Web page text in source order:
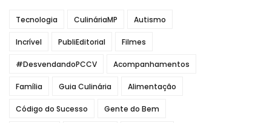
Tecnologia CulináriaMP Autismo
Incrível PubliEditorial Filmes
#DesvendandoPCCV Acompanhamentos
Família Guia Culinária Alimentação
Código do Sucesso Gente do Bem